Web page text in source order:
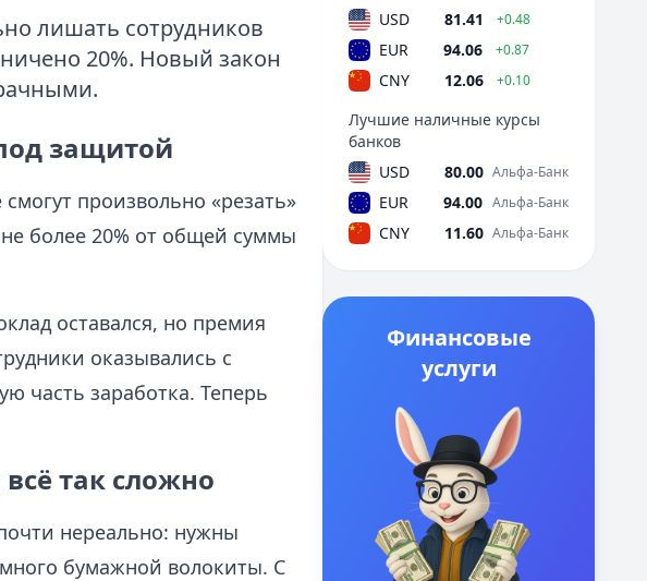
лишать сотрудников
20%. Новый закон
защитой
произвольно «резать»
более 20% от общей суммы
оставался, но премия
оказывались с
часть заработка. Теперь
так сложно
нереально: нужны
бумажной волокиты. С
USD
81.41 +0.48
EUR 94.06 +0.87
CNY 12.06 +0.10
Лучшие наличные курсы
банков
USD
80.00 Альфа-Банк
EUR 94.00 Альфа-Банк
CNY 11.60 Альфа-Банк
Финансовые
услуги